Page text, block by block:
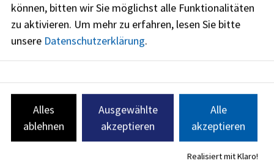
Verwandte Themen
des Innern, für Sport und Integration (sieheBayernPortal
können, bitten wir Sie möglichst alle Funktionalitäten
zu aktivieren. Um mehr zu erfahren, lesen Sie bitte
unsere Datenschutzerklärung.
Alles
ablehnen
Ausgewählte
akzeptieren
Alle
akzeptieren
Realisiert mit Klaro!